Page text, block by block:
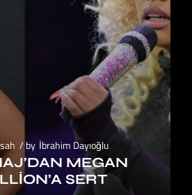
by İbrahim Dayıoğlu
MEGAN
SERT